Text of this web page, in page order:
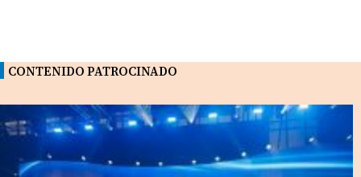
CONTENIDO PATROCINADO